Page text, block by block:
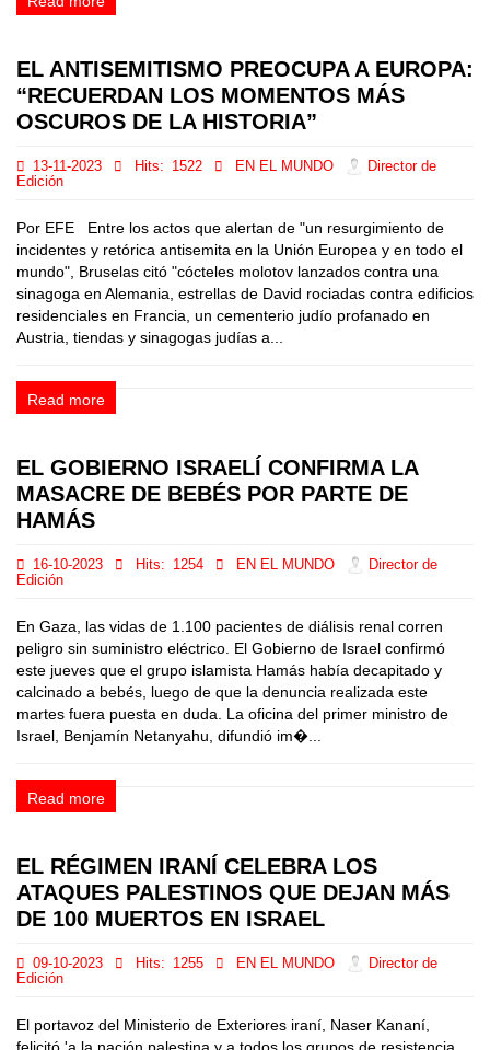
EL ANTISEMITISMO PREOCUPA A EUROPA:
“RECUERDAN LOS MOMENTOS MÁS
OSCUROS DE LA HISTORIA”
13-11-2023 Hits: 1522 EN EL MUNDO
Director de
Edición
Por EFE Entre los actos que alertan de "un resurgimiento de
incidentes y retórica antisemita en la Unión Europea y en todo el
mundo", Bruselas citó "cócteles molotov lanzados contra una
sinagoga en Alemania, estrellas de David rociadas contra edificios
residenciales en Francia, un cementerio judío profanado en
Austria, tiendas y sinagogas judías a...
Read more
EL GOBIERNO ISRAELÍ CONFIRMA LA
MASACRE DE BEBÉS POR PARTE DE
HAMÁS
16-10-2023 Hits: 1254 EN EL MUNDO
Director de
Edición
En Gaza, las vidas de 1.100 pacientes de diálisis renal corren
peligro sin suministro eléctrico. El Gobierno de Israel confirmó
este jueves que el grupo islamista Hamás había decapitado y
calcinado a bebés, luego de que la denuncia realizada este
martes fuera puesta en duda. La oficina del primer ministro de
Israel, Benjamín Netanyahu, difundió im�...
Read more
EL RÉGIMEN IRANÍ CELEBRA LOS
ATAQUES PALESTINOS QUE DEJAN MÁS
DE 100 MUERTOS EN ISRAEL
09-10-2023 Hits: 1255 EN EL MUNDO
Director de
Edición
El portavoz del Ministerio de Exteriores iraní, Naser Kananí,